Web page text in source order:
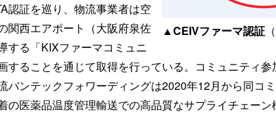
▲CEIVファーマ認証
認証を巡り、物流事業者は空
関西エアポート（大阪府泉佐
する「KIXファーマコミュニ
することを通じて取得を行っている。コミュニティ
バンテックフォワーディングは2020年12月から同コ
の医薬品温度管理輸送での高品質なサプライチェー